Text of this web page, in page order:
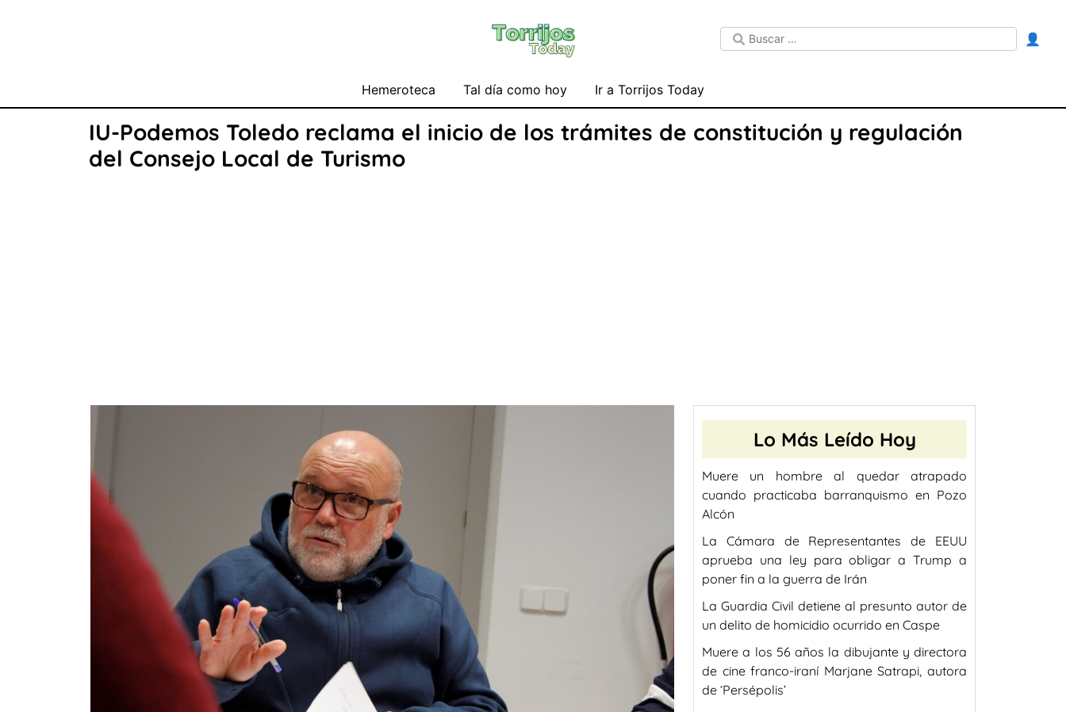
👤
Hemeroteca Tal día como hoy Ir a Torrijos Today
IU-Podemos Toledo reclama el inicio de los trámites de constitución y regulación
del Consejo Local de Turismo
Lo Más Leído Hoy
Muere un hombre al quedar atrapado
cuando practicaba barranquismo en Pozo
Alcón
La Cámara de Representantes de EEUU
aprueba una ley para obligar a Trump a
poner fin a la guerra de Irán
La Guardia Civil detiene al presunto autor de
un delito de homicidio ocurrido en Caspe
Muere a los 56 años la dibujante y directora
de cine franco-iraní Marjane Satrapi, autora
de ‘Persépolis’